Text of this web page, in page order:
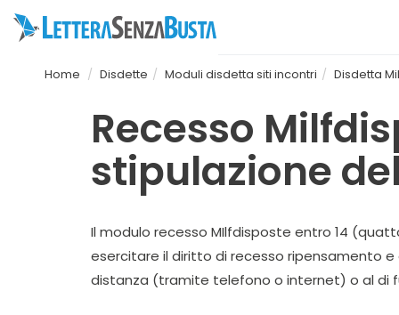
Home Disdette Moduli disdetta siti incontri Disdetta
Recesso
stipulazione
Il modulo recesso MIlfdisposte entro 14
esercitare il diritto di recesso ripensamento
distanza (tramite telefono o internet) o al di